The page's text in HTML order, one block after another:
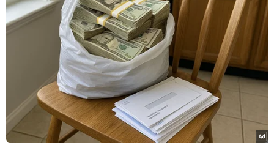
Bản Lồng - nơi văn hóa Mông hòa
nhịp cùng du lịch cộng đồng giữa
cổng trời Pha Đin
07/08/2026 08:31
Miss Galaxy Vietnam 2026: Sân chơi
nhan sắc khác biệt với dấu ấn công
nghệ